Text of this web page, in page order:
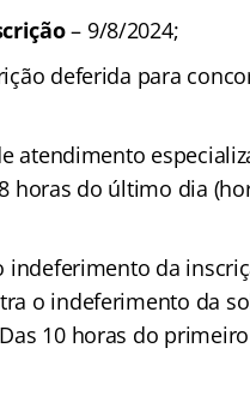
– 9/8/2024;
deferida para
atendimento
horas do último dia
indeferimento da
o indeferimento da
10 horas do